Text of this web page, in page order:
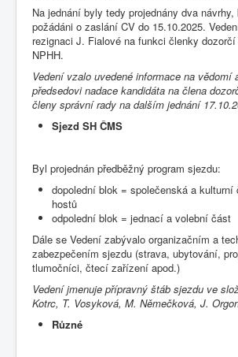
Na jednání byly tedy projednány dva návrhy,
požádáni o zaslání CV do 15.10.2025.
rezignaci J. Fialové na funkci členky
NPHH.
Vedení vzalo uvedené informace na vědomí
předsedovi nadace kandidáta na člena
členy správní rady na dalším jednání
Sjezd SH ČMS
Byl projednán předběžný program sjezdu:
dopolední blok = společenská a
hostů
odpolední blok = jednací a volební část
Dále se Vedení zabývalo organizačním a
zabezpečením sjezdu (strava, ubytování,
tlumočníci, čtecí zařízení apod.)
Vedení jmenuje přípravný štáb sjezdu ve
Kotrc, T. Vosyková, M. Němečková, J.
Různé